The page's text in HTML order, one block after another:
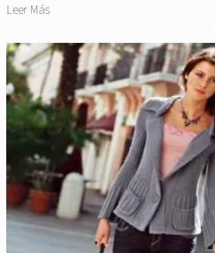
Leer Más